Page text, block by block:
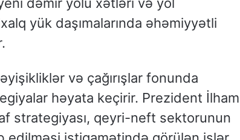
yük daşımalarında əhəmiyyətli
və çağırışlar fonunda
həyata keçirir. Prezident İlham
strategiyası, qeyri-neft sektorunun